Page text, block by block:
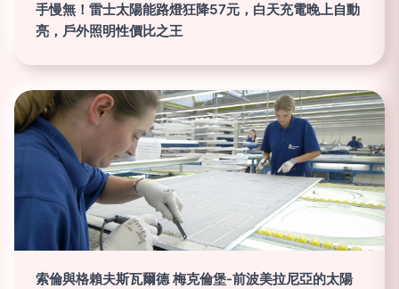
手慢無！雷士太陽能路燈狂降57元，白天充電晚上自動
亮，戶外照明性價比之王
索倫與格賴夫斯瓦爾德 梅克倫堡-前波美拉尼亞的太陽